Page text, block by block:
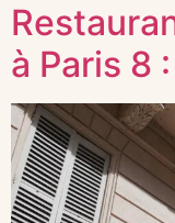
à Paris 8